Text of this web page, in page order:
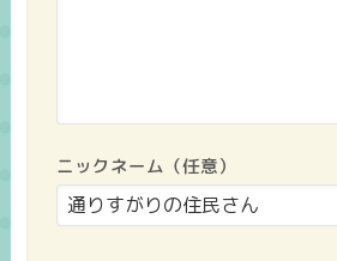
ニックネーム（任意）